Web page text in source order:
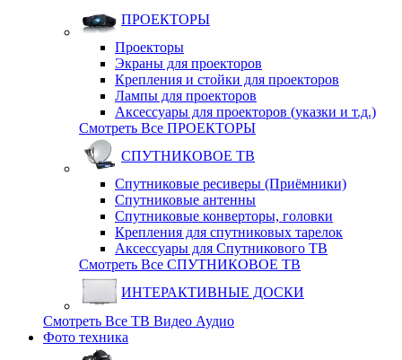
ПРОЕКТОРЫ
Проекторы
Экраны для проекторов
Крепления и стойки для проекторов
Лампы для проекторов
Аксессуары для проекторов (указки и т.д.)
Смотреть Все ПРОЕКТОРЫ
СПУТНИКОВОЕ ТВ
Спутниковые ресиверы (Приёмники)
Спутниковые антенны
Спутниковые конверторы, головки
Крепления для спутниковых тарелок
Аксессуары для Спутникового ТВ
Смотреть Все СПУТНИКОВОЕ ТВ
ИНТЕРАКТИВНЫЕ ДОСКИ
Смотреть Все ТВ Видео Аудио
Фото техника